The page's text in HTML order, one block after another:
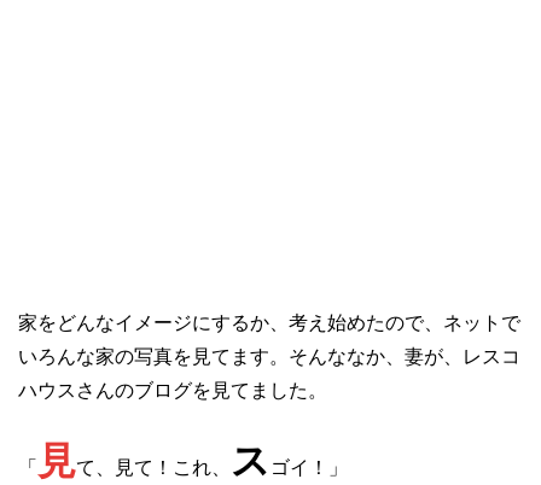
家をどんなイメージにするか、考え始めたので、ネットで
いろんな家の写真を見てます。そんななか、妻が、レスコ
ハウスさんのブログを見てました。
「 見て、見て！これ、 ス ゴイ！」